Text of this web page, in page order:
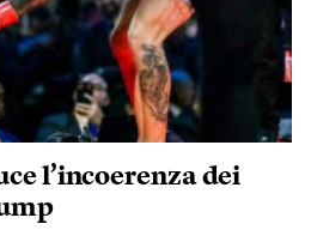
l’incoerenza dei